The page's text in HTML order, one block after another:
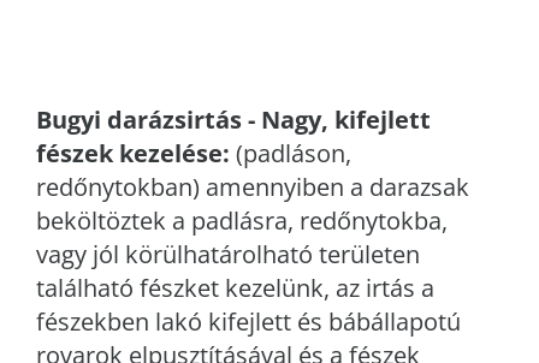
Bugyi darázsirtás - Nagy, kifejlett
fészek kezelése: (padláson,
redőnytokban) amennyiben a darazsak
beköltöztek a padlásra, redőnytokba,
vagy jól körülhatárolható területen
található fészket kezelünk, az irtás a
fészekben lakó kifejlett és bábállapotú
rovarok elpusztításával és a fészek